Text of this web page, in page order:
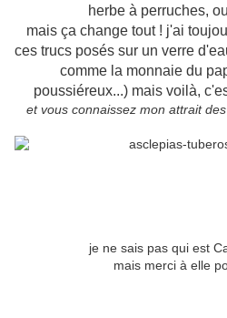
herbe à perruches,
mais ça change tout ! j'ai
ces trucs posés sur un verre
comme la monnaie du
poussiéreux...) mais voilà,
et vous connaissez mon attrait
je ne sais pas qui est
mais merci à elle